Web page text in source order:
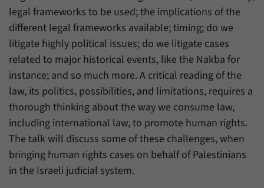
legal frameworks to be used; the implications of the
different legal frameworks available; timing; do we
litigate highly political issues; do we litigate cases
related to major historical events, like the Nakba for
instance; and so much more. A critical reading of the
law, its politics, possibilities, and limitations, requires a
thorough thinking about the way we consume law,
including international law, to promote human rights.
The talk will discuss some of these challenges, when
bringing human rights cases on behalf of Palestinians
in the Israeli judicial system.
Name SgCookieOptin.lastPreferences
Anbieter Forum Transregionale Studien e.V.
Laufzeit 1 Jahr
Zweck
Dieser Wert speichert Ihre Consent-
Einstellungen. Unter anderem eine zufällig
generierte ID, für die historische Speicherung
Ihrer vorgenommen Einstellungen, falls der
Webseiten-Betreiber dies eingestellt hat.
Laufzeit 13 Monate
Mit diesem Cookie können wir Informationen
speichern, zum Beispiel die Besucher-ID.
Name
Anbieter Matomo